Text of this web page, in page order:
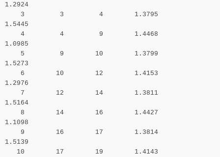
1.2924
3 3 4 1.3795
1.5445
4 4 9 1.4468
1.0985
5 9 10 1.3799
1.5273
6 10 12 1.4153
1.2976
7 12 14 1.3811
1.5164
8 14 16 1.4427
1.1098
9 16 17 1.3814
1.5139
10 17 19 1.4143